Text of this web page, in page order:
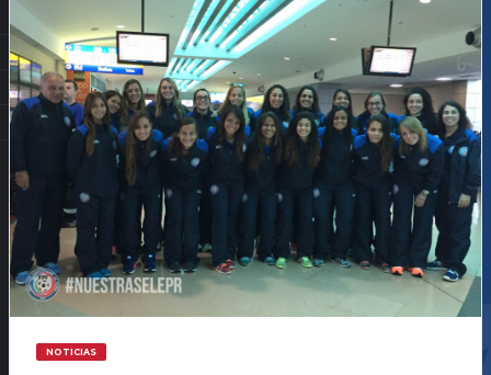
NOTICIAS